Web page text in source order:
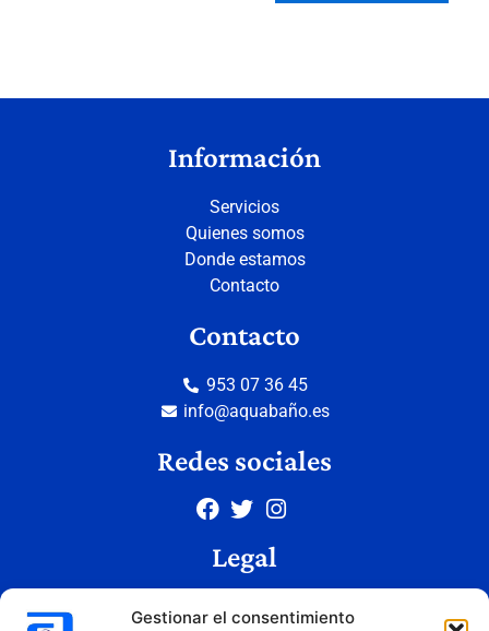
Gestionar el consentimiento
Información
Servicios
Quienes somos
Donde estamos
Contacto
Contacto
953 07 36 45
info@aquabaño.es
Redes sociales
Legal